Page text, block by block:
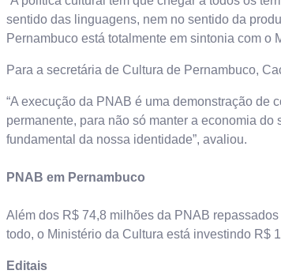
sentido das linguagens, nem no sentido da
Pernambuco está totalmente em sintonia com o
Para a secretária de Cultura de Pernambuco,
“A execução da PNAB é uma demonstração de
permanente, para não só manter a economia
fundamental da nossa identidade”, avaliou.
PNAB em Pernambuco
Além dos R$ 74,8 milhões da PNAB
todo, o Ministério da Cultura está investindo R$
Editais